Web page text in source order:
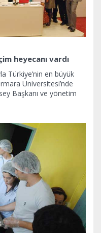
heyecanı vardı
Türkiye’nin en büyük
Üniversitesi’nde
Başkanı ve yönetim